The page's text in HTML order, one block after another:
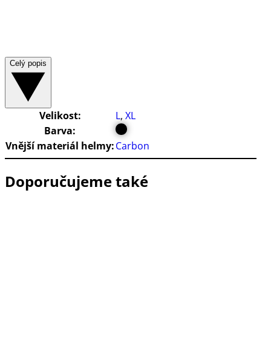
Celý popis
Velikost: L, XL
Barva:
Vnější materiál helmy:Carbon
Doporučujeme také